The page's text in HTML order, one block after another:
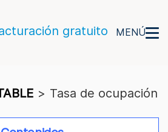
MENÚ
> Tasa de ocupación